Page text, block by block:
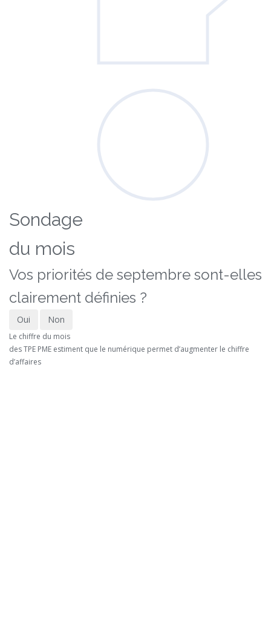
Sondage
du mois
Vos priorités de septembre sont-elles
clairement définies ?
Oui Non
Le chiffre du mois
des TPE PME estiment que le numérique permet d’augmenter le chiffre
d’affaires